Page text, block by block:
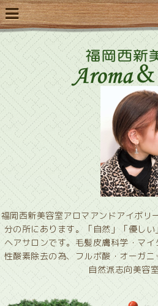
福岡西新美容室アロマアンドアイボリ
分の所にあります。「自然」「優し
ヘアサロンです。毛髪皮膚科学・マ
性酸素除去の為、フルボ酸・オーガ
自然派志向美容室